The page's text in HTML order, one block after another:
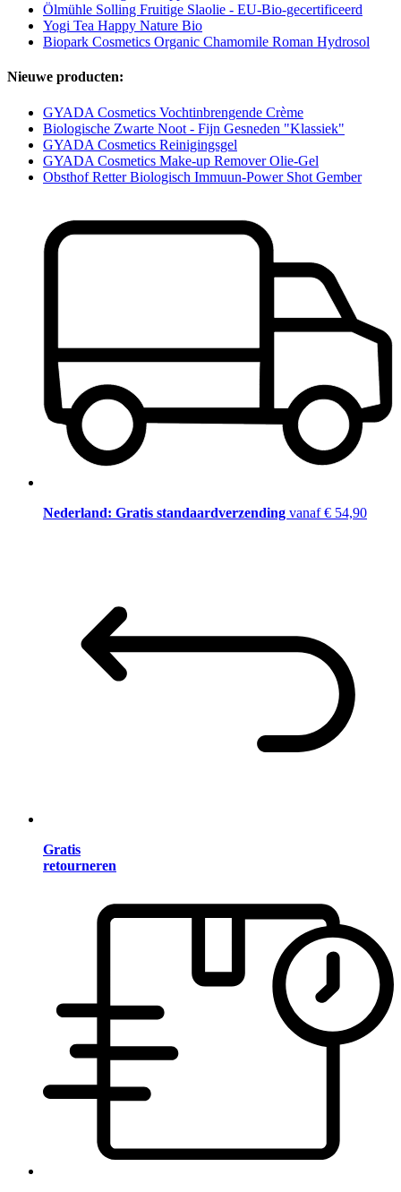
Ölmühle Solling Fruitige Slaolie - EU-Bio-gecertificeerd
Yogi Tea Happy Nature Bio
Biopark Cosmetics Organic Chamomile Roman Hydrosol
Nieuwe producten:
GYADA Cosmetics Vochtinbrengende Crème
Biologische Zwarte Noot - Fijn Gesneden "Klassiek"
GYADA Cosmetics Reinigingsgel
GYADA Cosmetics Make-up Remover Olie-Gel
Obsthof Retter Biologisch Immuun-Power Shot Gember
Nederland: Gratis standaardverzending vanaf € 54,90
Gratis
retourneren